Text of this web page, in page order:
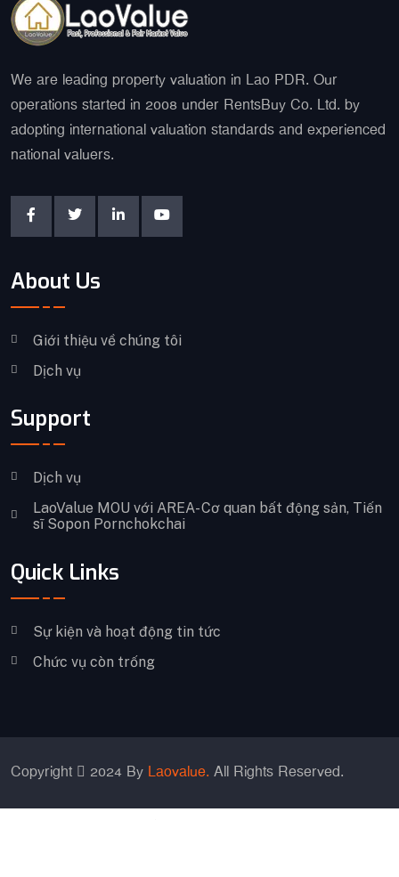
We are leading property valuation in Lao PDR. Our
operations started in 2008 under RentsBuy Co. Ltd. by
adopting international valuation standards and experienced
national valuers.
About Us
Giới thiệu về chúng tôi
Dịch vụ
Support
Dịch vụ
LaoValue MOU với AREA- Cơ quan bất động sản, Tiến
sĩ Sopon Pornchokchai
Quick Links
Sự kiện và hoạt động tin tức
Chức vụ còn trống
Copyright 2024 By Laovalue. All Rights Reserved.